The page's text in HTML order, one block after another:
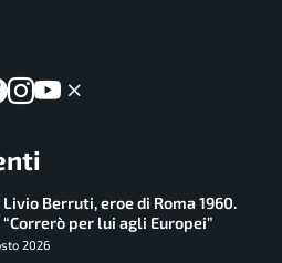
Livio Berruti, eroe di Roma 1960.
“Correrò per lui agli Europei”
2026